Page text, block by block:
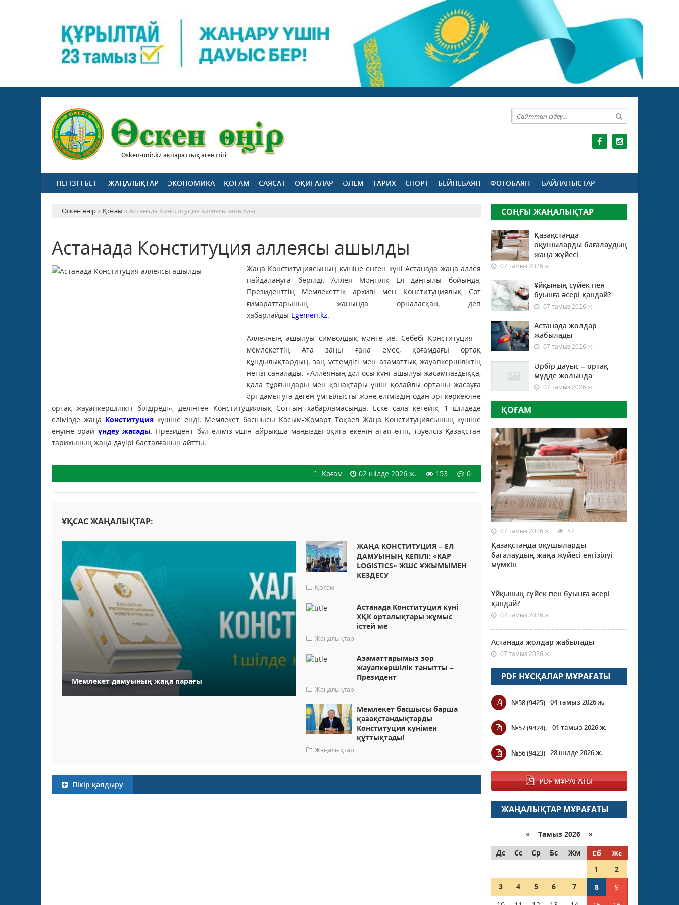
Osken-onir.kz ақпараттық агенттігі
НЕГІЗГІ БЕТ ЖАҢАЛЫҚТАР ЭКОНОМИКА ҚОҒАМ САЯСАТ ОҚИҒАЛАР ӘЛЕМ ТАРИХ СПОРТ БЕЙНЕБАЯН ФОТОБАЯН БАЙЛАНЫСТАР
Өскен өңір » Қоғам » Астанада Конституция аллеясы ашылды
Астанада Конституция аллеясы ашылды
Жаңа Конституциясының күшіне енген күні Астанада жаңа аллея
пайдалануға берілді. Аллея Мәңгілік Ел даңғылы бойында,
Президенттің Мемлекеттік архиві мен Конституциялық Сот
ғимараттарының жанында орналасқан, деп
хабарлайды Egemen.kz.
Аллеяның ашылуы символдық мәнге ие. Себебі Конституция –
мемлекеттің Ата заңы ғана емес, қоғамдағы ортақ
құндылықтардың, заң үстемдігі мен азаматтық жауапкершіліктің
негізі саналады. «Аллеяның дәл осы күні ашылуы жасампаздыққа,
қала тұрғындары мен қонақтары үшін қолайлы ортаны жасауға
әрі дамытуға деген ұмтылысты және еліміздің одан әрі көркеюіне
ортақ жауапкершілікті білдіреді», делінген Конституциялық Соттың хабарламасында. Еске сала кетейік, 1 шілдеде
елімізде жаңа Конституция күшіне енді. Мемлекет басшысы Қасым-Жомарт Тоқаев Жаңа Конституциясының күшіне
енуіне орай үндеу жасады. Президент бұл еліміз үшін айрықша маңызды оқиға екенін атап өтіп, тәуелсіз Қазақстан
тарихының жаңа дәуірі басталғанын айтты.
Қоғам 02 шілде 2026 ж. 153 0
ҰҚСАС ЖАҢАЛЫҚТАР:
Мемлекет дамуының жаңа парағы
ЖАҢА КОНСТИТУЦИЯ – ЕЛ
ДАМУЫНЫҢ КЕПІЛІ: «KAP
LOGISTICS» ЖШС ҰЖЫМЫМЕН
КЕЗДЕСУ
Қоғам
Астанада Конституция күні
ХҚК орталықтары жұмыс
істей ме
Жаңалықтар
Азаматтарымыз зор
жауапкершілік танытты –
Президент
Жаңалықтар
Мемлекет басшысы барша
қазақстандықтарды
Конституция күнімен
құттықтады!
Жаңалықтар
Пікір қалдыру
СОҢҒЫ ЖАҢАЛЫҚТАР
Қазақстанда
оқушыларды бағалаудың
жаңа жүйесі
07 тамыз 2026 ж.
Ұйқының сүйек пен
буынға әсері қандай?
07 тамыз 2026 ж.
Астанада жолдар
жабылады
07 тамыз 2026 ж.
Әрбір дауыс – ортақ
мүдде жолында
07 тамыз 2026 ж.
ҚОҒАМ
07 тамыз 2026 ж. 57
Қазақстанда оқушыларды
бағалаудың жаңа жүйесі енгізілуі
мүмкін
Ұйқының сүйек пен буынға әсері
қандай?
07 тамыз 2026 ж.
Астанада жолдар жабылады
07 тамыз 2026 ж.
PDF НҰСҚАЛАР МҰРАҒАТЫ
№58 (9425) 04 тамыз 2026 ж.
№57 (9424). 01 тамыз 2026 ж.
№56 (9423) 28 шілде 2026 ж.
PDF МҰРАҒАТЫ
ЖАҢАЛЫҚТАР МҰРАҒАТЫ
« Тамыз 2026 »
Дс
Сс Ср Бс Жм Сб
Жс
1
2
3
4 5 6 7 8
9